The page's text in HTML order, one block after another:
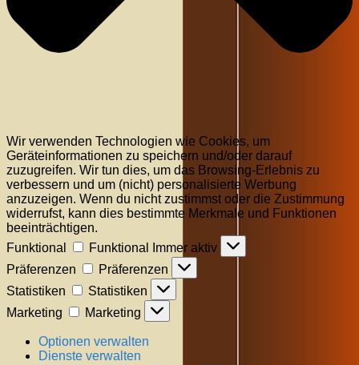
Wir verwenden Technologien wie Cookies, um
Geräteinformationen zu speichern und/oder darauf
zuzugreifen. Wir tun dies, um das Browsing-Erlebnis zu
verbessern und um (nicht) personalisierte Werbung
anzuzeigen. Wenn du nicht zustimmst oder die Zustimmung
widerrufst, kann dies bestimmte Merkmale und Funktionen
beeinträchtigen.
Funktional
Funktional
Immer aktiv
Präferenzen
Präferenzen
Statistiken
Statistiken
Marketing
Marketing
Optionen verwalten
Dienste verwalten